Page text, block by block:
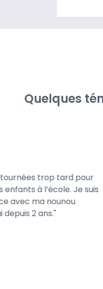
Quelques
trop tard pour
à l’école. Je suis
avec ma nounou
depuis 2 ans.